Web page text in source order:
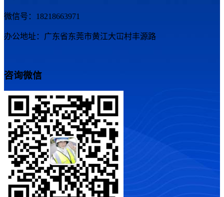
微信号：18218663971
办公地址：广东省东莞市黄江大冚村丰源路
咨询微信